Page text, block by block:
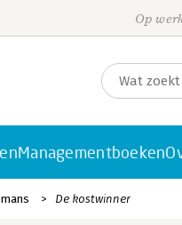
Op
Managementboeken
De kostwinner